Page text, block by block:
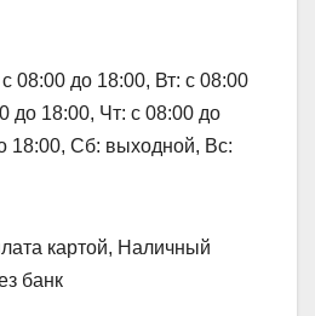
08:00 до 18:00, Вт: с 08:00
до 18:00, Чт: с 08:00 до
18:00, Сб: выходной, Вс:
картой, Наличный
банк